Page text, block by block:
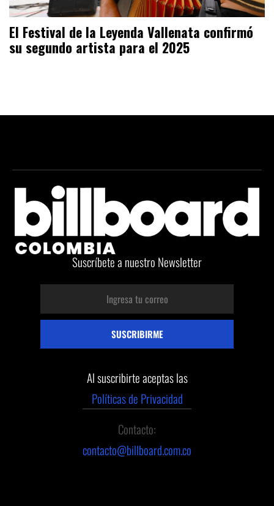
El Festival de la Leyenda Vallenata confirmó
su segundo artista para el 2025
Suscríbete a nuestro Newsletter
Al suscribirte aceptas las
Políticas de Privacidad
Contacto:
contacto@billboard.com.co